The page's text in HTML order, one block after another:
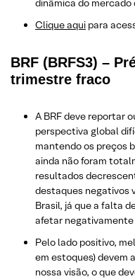
dinâmica do
Clique aqui para
BRF (BRFS3) –
trimestre fraco
A BRF deve reportar
perspectiva global
mantendo os preços
ainda não foram
resultados
destaques negativos
Brasil, já que a falta
afetar negativamente
Pelo lado positivo,
em estoques) devem
nossa visão, o que